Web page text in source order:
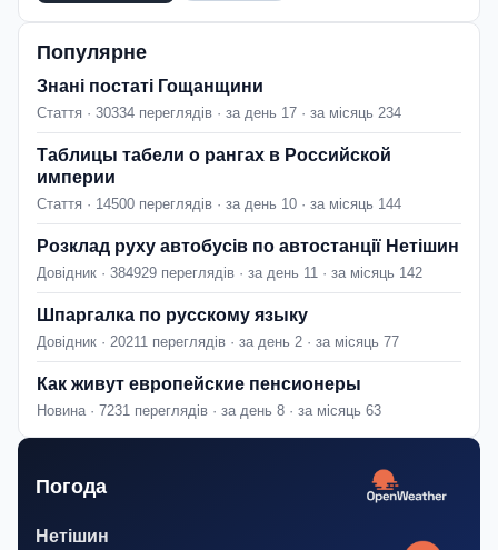
Популярне
Знані постаті Гощанщини
Стаття · 30334 переглядів · за день 17 · за місяць 234
Таблицы табели о рангах в Российской
империи
Стаття · 14500 переглядів · за день 10 · за місяць 144
Розклад руху автобусів по автостанції Нетішин
Довідник · 384929 переглядів · за день 11 · за місяць 142
Шпаргалка по русскому языку
Довідник · 20211 переглядів · за день 2 · за місяць 77
Как живут европейские пенсионеры
Новина · 7231 переглядів · за день 8 · за місяць 63
Погода
Нетішин